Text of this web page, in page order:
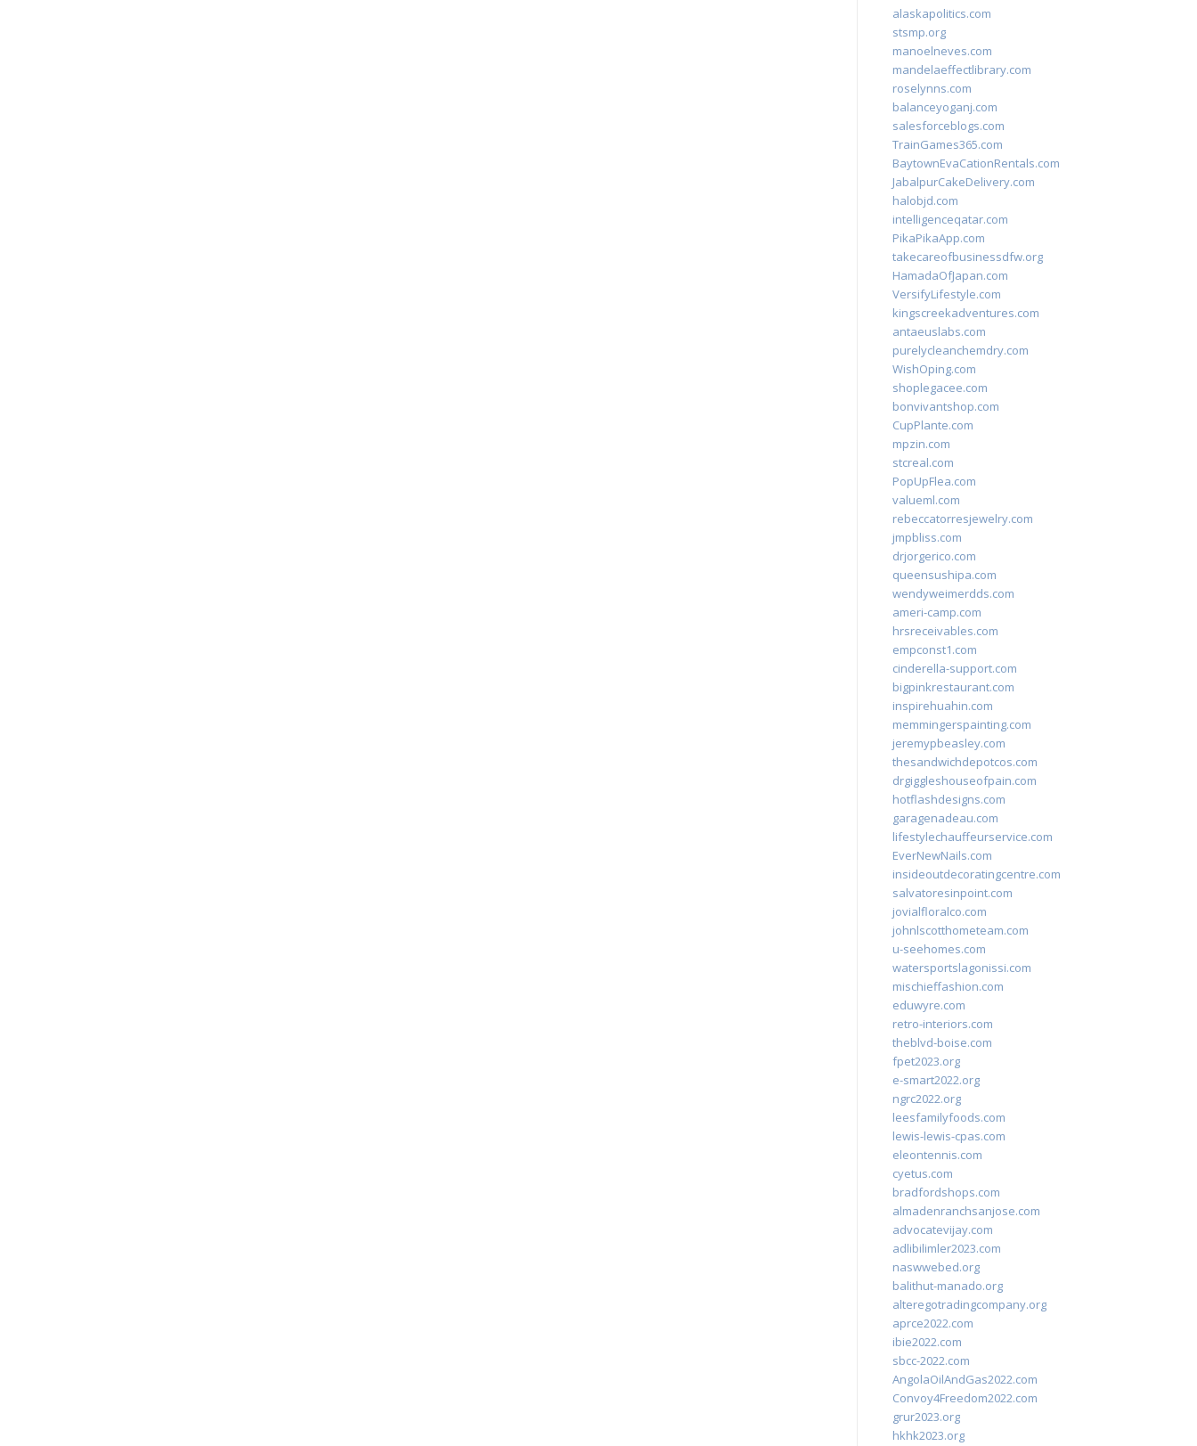
alaskapolitics.com
stsmp.org
manoelneves.com
mandelaeffectlibrary.com
roselynns.com
balanceyoganj.com
salesforceblogs.com
TrainGames365.com
BaytownEvaCationRentals.com
JabalpurCakeDelivery.com
halobjd.com
intelligenceqatar.com
PikaPikaApp.com
takecareofbusinessdfw.org
HamadaOfJapan.com
VersifyLifestyle.com
kingscreekadventures.com
antaeuslabs.com
purelycleanchemdry.com
WishOping.com
shoplegacee.com
bonvivantshop.com
CupPlante.com
mpzin.com
stcreal.com
PopUpFlea.com
valueml.com
rebeccatorresjewelry.com
jmpbliss.com
drjorgerico.com
queensushipa.com
wendyweimerdds.com
ameri-camp.com
hrsreceivables.com
empconst1.com
cinderella-support.com
bigpinkrestaurant.com
inspirehuahin.com
memmingerspainting.com
jeremypbeasley.com
thesandwichdepotcos.com
drgiggleshouseofpain.com
hotflashdesigns.com
garagenadeau.com
lifestylechauffeurservice.com
EverNewNails.com
insideoutdecoratingcentre.com
salvatoresinpoint.com
jovialfloralco.com
johnlscotthometeam.com
u-seehomes.com
watersportslagonissi.com
mischieffashion.com
eduwyre.com
retro-interiors.com
theblvd-boise.com
fpet2023.org
e-smart2022.org
ngrc2022.org
leesfamilyfoods.com
lewis-lewis-cpas.com
eleontennis.com
cyetus.com
bradfordshops.com
almadenranchsanjose.com
advocatevijay.com
adlibilimler2023.com
naswwebed.org
balithut-manado.org
alteregotradingcompany.org
aprce2022.com
ibie2022.com
sbcc-2022.com
AngolaOilAndGas2022.com
Convoy4Freedom2022.com
grur2023.org
hkhk2023.org